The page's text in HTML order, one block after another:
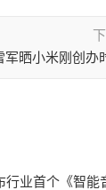
军晒小米刚创办
业首个《智